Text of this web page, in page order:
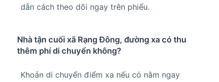
dẫn cách theo dõi ngay trên phiếu.
Nhà tận cuối xã Rạng Đông, đường xa có thu
thêm phí di chuyển không?
Khoản di chuyển điểm xa nếu có nằm ngay